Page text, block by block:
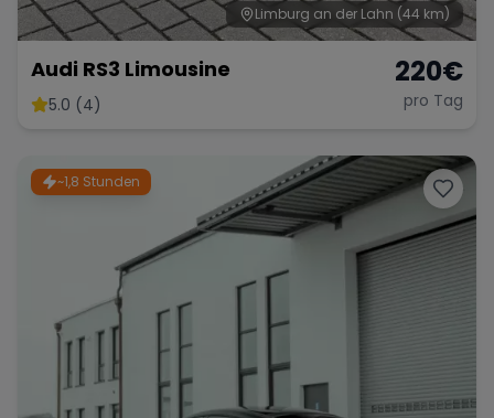
Limburg an der Lahn (44 km)
Audi RS3 Limousine
5.0 (4)
220€
pro Tag
~1,8 Stunden